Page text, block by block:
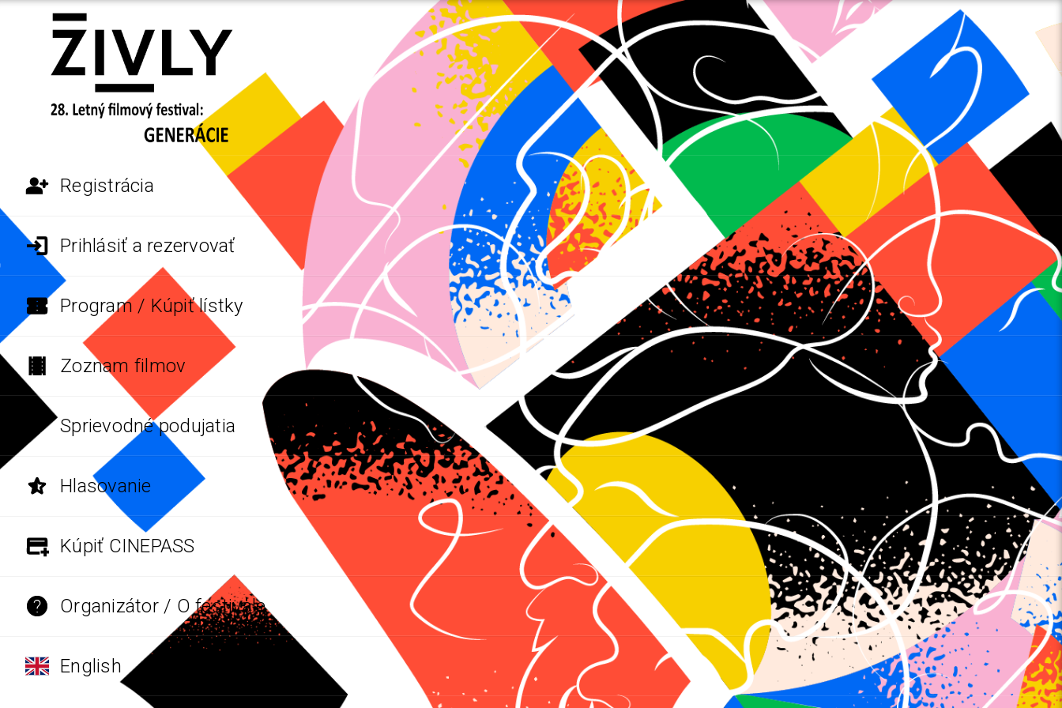
Registrácia
Prihlásiť a rezervovať
Program / Kúpiť lístky
Zoznam filmov
Sprievodné podujatia
Hlasovanie
Kúpiť CINEPASS
Organizátor / O festivale
English